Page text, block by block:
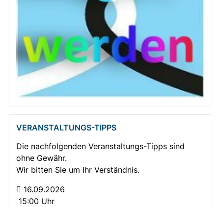
VERANSTALTUNGS-TIPPS
Die nachfolgenden Veranstaltungs-Tipps sind
ohne Gewähr.
Wir bitten Sie um Ihr Verständnis.
16.09.2026
15:00 Uhr